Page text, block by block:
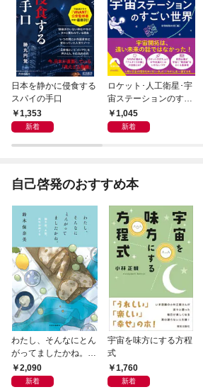
日本を静かに侵食する
スパイの手口
1,353
新着
ロケット･人工衛星･宇
宙ステーションのすご
い世界
1,045
新着
自己啓発のおすすめ本
わたし、そんなにとん
がってましたかね。
獅子座、Ａ型、丙午は
めぐる
2,090
新着
宇宙を味方にする方程
式
1,760
新着